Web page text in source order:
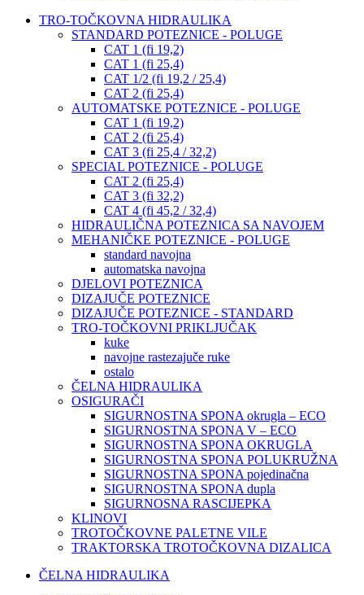
TRO-TOČKOVNA HIDRAULIKA
STANDARD POTEZNICE - POLUGE
CAT 1 (fi 19,2)
CAT 1 (fi 25,4)
CAT 1/2 (fi 19,2 / 25,4)
CAT 2 (fi 25,4)
AUTOMATSKE POTEZNICE - POLUGE
CAT 1 (fi 19,2)
CAT 2 (fi 25,4)
CAT 3 (fi 25,4 / 32,2)
SPECIAL POTEZNICE - POLUGE
CAT 2 (fi 25,4)
CAT 3 (fi 32,2)
CAT 4 (fi 45,2 / 32,4)
HIDRAULIČNA POTEZNICA SA NAVOJEM
MEHANIČKE POTEZNICE - POLUGE
standard navojna
automatska navojna
DJELOVI POTEZNICA
DIZAJUČE POTEZNICE
DIZAJUČE POTEZNICE - STANDARD
TRO-TOČKOVNI PRIKLJUČAK
kuke
navojne rastezajuče ruke
ostalo
ČELNA HIDRAULIKA
OSIGURAČI
SIGURNOSTNA SPONA okrugla – ECO
SIGURNOSTNA SPONA V – ECO
SIGURNOSTNA SPONA OKRUGLA
SIGURNOSTNA SPONA POLUKRUŽNA
SIGURNOSTNA SPONA pojedinačna
SIGURNOSTNA SPONA dupla
SIGURNOSNA RASCIJEPKA
KLINOVI
TROTOČKOVNE PALETNE VILE
TRAKTORSKA TROTOČKOVNA DIZALICA
ČELNA HIDRAULIKA